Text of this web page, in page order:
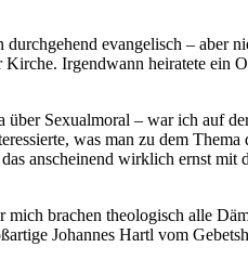
evangelisch –
Irgendwann heiratete
Sexualmoral – war ich auf
was man zu dem
anscheinend wirklich ernst
brachen theologisch alle
Johannes Hartl vom